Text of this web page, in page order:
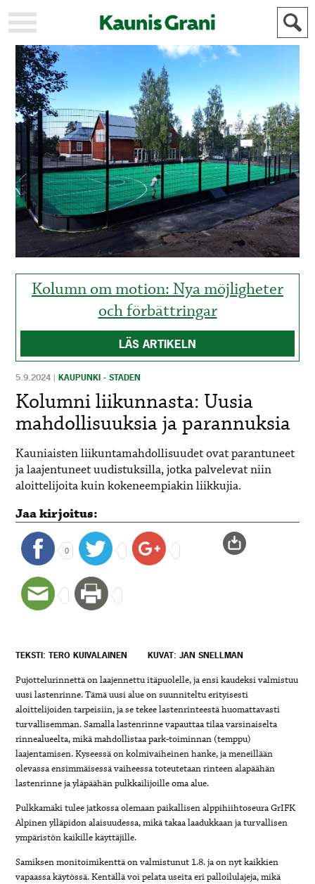
KAUPUNKI
STADEN
AJANKOHTAISTA
AKTUELLT
URHEILU
IDROTT
KULTTUURI
KULTUR
HISTORIA
HISTORIA
YLEINEN
ALLMÄN
MAINOSTAJILLE
FÖR
ANNONSÖRER
Kolumn om motion: Nya möjligheter
och förbättringar
LÄS ARTIKELN
5.9.2024 |KAUPUNKI - STADEN
Kolumni liikunnasta: Uusia
mahdollisuuksia ja parannuksia
Kauniaisten liikuntamahdollisuudet ovat parantuneet
ja laajentuneet uudistuksilla, jotka palvelevat niin
aloittelijoita kuin kokeneempiakin liikkujia.
Jaa kirjoitus:
0
TEKSTI: TERO KUIVALAINEN KUVAT: JAN SNELLMAN
Pujottelurinnettä on laajennettu itäpuolelle, ja ensi kaudeksi valmistuu
uusi lastenrinne. Tämä uusi alue on suunniteltu erityisesti
aloittelijoiden tarpeisiin, ja se tekee lastenrinteestä huomattavasti
turvallisemman. Samalla lastenrinne vapauttaa tilaa varsinaiselta
rinnealueelta, mikä mahdollistaa park-toiminnan (temppu)
laajentamisen. Kyseessä on kolmivaiheinen hanke, ja meneillään
olevassa ensimmäisessä vaiheessa toteutetaan rinteen alapäähän
lastenrinne ja yläpäähän pulkkailijoille oma alue.
Pulkkamäki tulee jatkossa olemaan paikallisen alppihiihtoseura GrIFK
Alpinen ylläpidon alaisuudessa, mikä takaa laadukkaan ja turvallisen
ympäristön kaikille käyttäjille.
Samiksen monitoimikenttä on valmistunut 1.8. ja on nyt kaikkien
vapaassa käytössä. Kentällä voi pelata useita eri palloilulajeja, mikä